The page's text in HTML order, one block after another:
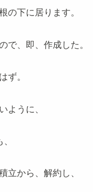
の下に居ります。
で、即、作成した。
ず。
ように、
立から、解約し、